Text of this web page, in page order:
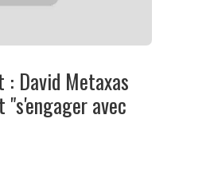
David Metaxas
"s'engager avec